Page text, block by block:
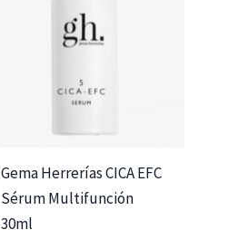
Gema Herrerías CICA EFC
Sérum Multifunción
30ml